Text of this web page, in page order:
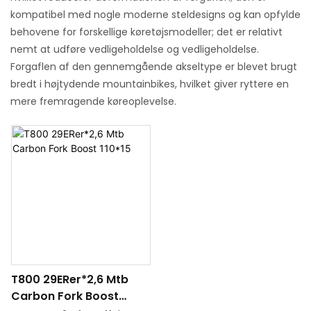
kompatibel med nogle moderne steldesigns og kan opfylde
behovene for forskellige køretøjsmodeller; det er relativt
nemt at udføre vedligeholdelse og vedligeholdelse.
Forgaflen af ​​den gennemgående akseltype er blevet brugt
bredt i højtydende mountainbikes, hvilket giver ryttere en
mere fremragende køreoplevelse.
T800 29ERer*2,6 Mtb
Carbon Fork Boost